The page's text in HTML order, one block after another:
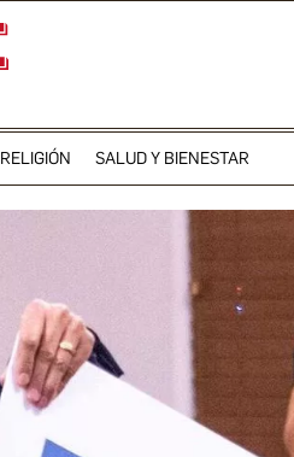
RELIGIÓN SALUD Y BIENESTAR